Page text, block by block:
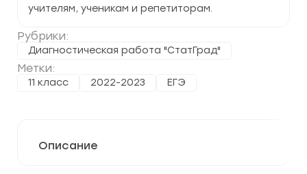
учителям, ученикам и репетиторам.
Рубрики:
Диагностическая работа "СтатГрад"
Метки:
11 класс 2022-2023 ЕГЭ
Описание